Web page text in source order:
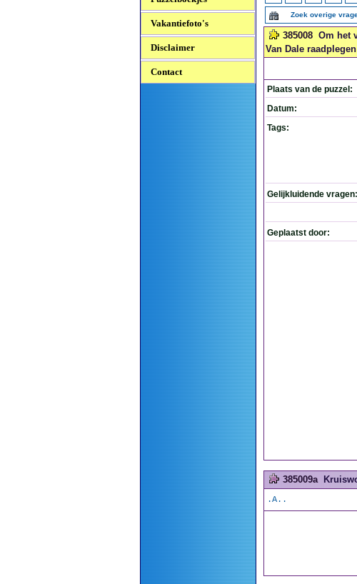
Vakantiefoto's
Disclaimer
Contact
Zoek overige
385008 Om het
Van Dale
Plaats van de puzzel:
Datum:
Tags:
Gelijkluidende vragen:
Geplaatst door:
385009a
.A..